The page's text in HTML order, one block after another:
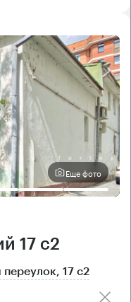
Еще фото
17 с2
17 с2